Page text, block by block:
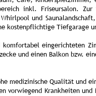
inkl. Friseursalon.
und
kostenpflichtige Tiefgarage
komfortabel eingerichteten
und einen Balkon bzw.
medizinische Qualität und
vorwiegend Krankheiten